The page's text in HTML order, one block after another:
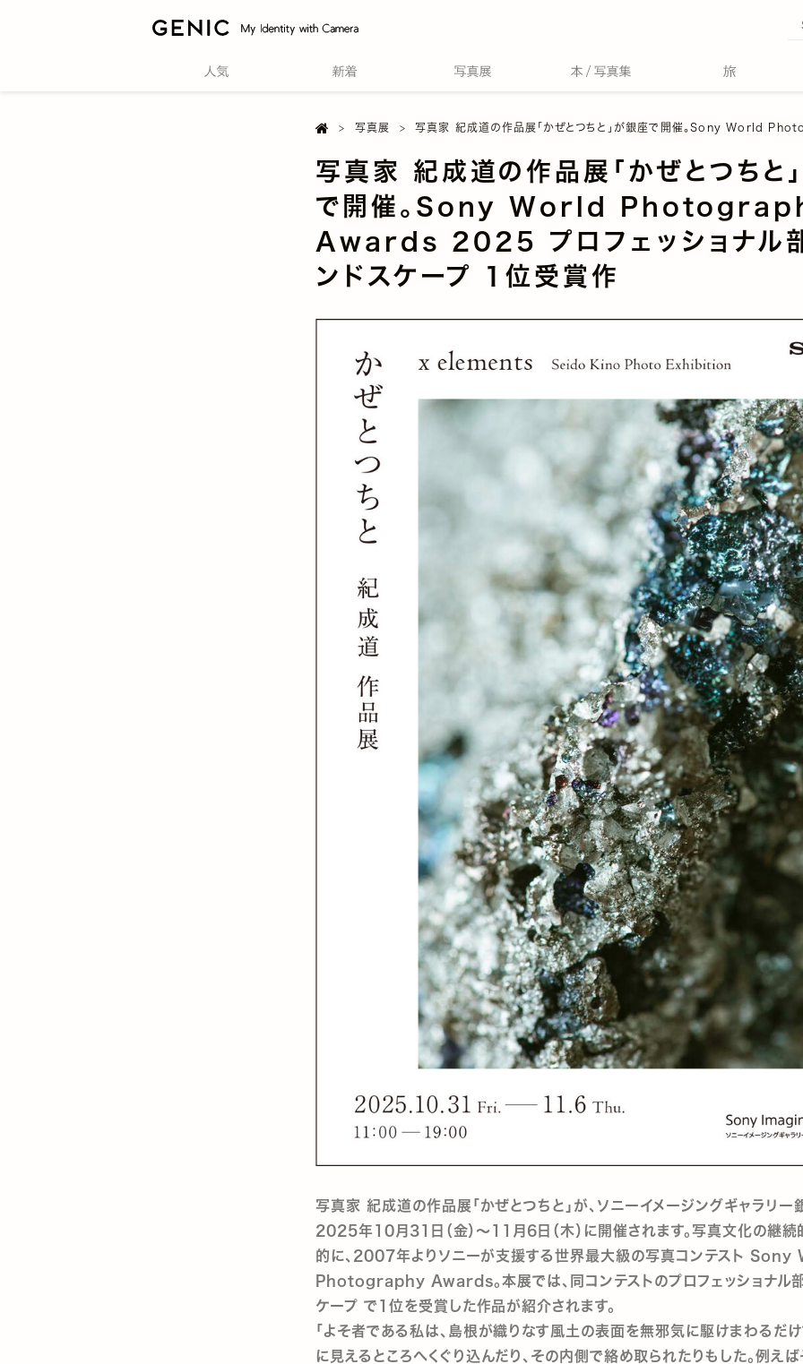
 Home写真展 写真家 紀成道の作品展「かぜとつちと」が銀座で開催。Sony World Photography Awards 2025 プロフェッショナル部門 ラ
写真家 紀成道の作品展「かぜとつちと
で開催。Sony World
Awards 2025 プロフェッショナル
ンドスケープ 1位受賞作
写真家 紀成道の作品展「かぜとつちと」が、ソニーイメージングギャラリー
2025年10月31日（金）～11月6日（木）に開催されます。写真文化の継続
的に、2007年よりソニーが支援する世界最大級の写真コンテスト
Photography Awards。本展では、同コンテストのプロフェッショナル
ケープ で1位を受賞した作品が紹介されます。
「よそ者である私は、島根が織りなす風土の表面を無邪気に駆けまわるだけ
に見えるところへくぐり込んだり、その内側で絡め取られたりもした。例えば